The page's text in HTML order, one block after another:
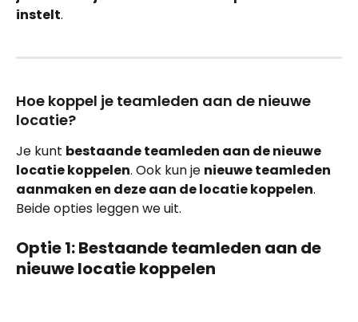
instelt.
Hoe koppel je teamleden aan de nieuwe
locatie?
Je kunt bestaande teamleden aan de nieuwe
locatie koppelen. Ook kun je nieuwe teamleden
aanmaken en deze aan de locatie koppelen.
Beide opties leggen we uit.
Optie 1: Bestaande teamleden aan de
nieuwe locatie koppelen